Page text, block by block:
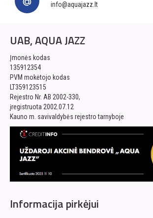
info@aquajazz.lt
UAB, AQUA JAZZ
Įmonės kodas
135912354
PVM mokėtojo kodas
LT359123515
Rejestro Nr. AB 2002-330,
įregistruota 2002.07.12
Kauno m. savivaldybės rejestro tarnyboje
Informacija pirkėjui